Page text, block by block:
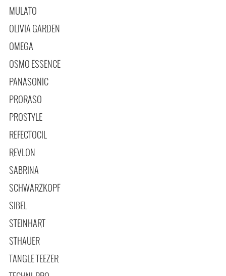
MULATO
OLIVIA GARDEN
OMEGA
OSMO ESSENCE
PANASONIC
PRORASO
PROSTYLE
REFECTOCIL
REVLON
SABRINA
SCHWARZKOPF
SIBEL
STEINHART
STHAUER
TANGLE TEEZER